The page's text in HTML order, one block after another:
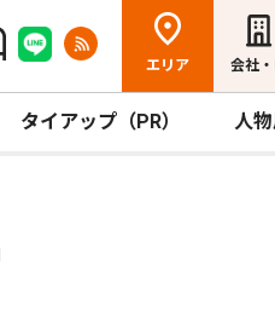
エリア 会社
タイアップ（PR） 人